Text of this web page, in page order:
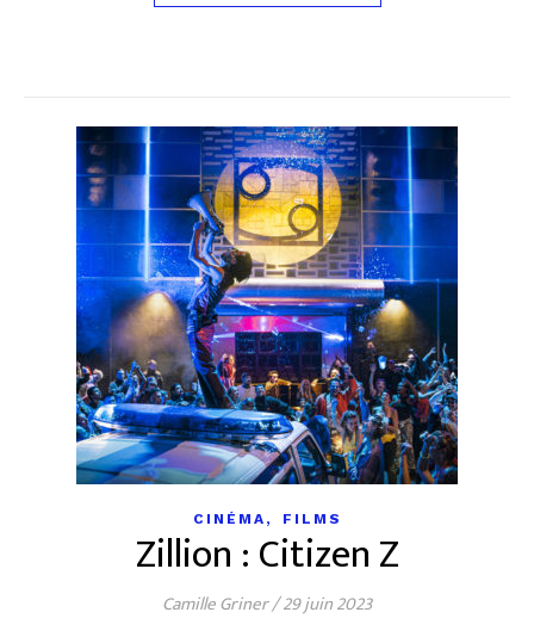
CINÉMA , FILMS
Zillion : Citizen Z
Camille Griner/29 juin 2023